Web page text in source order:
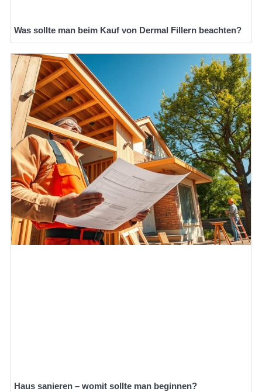
Was sollte man beim Kauf von Dermal Fillern beachten?
Haus sanieren – womit sollte man beginnen?